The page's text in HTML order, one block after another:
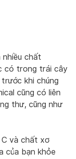
chất
có trong trái cây
khi chúng
cũng có liên
thư, cũng như
C và chất xơ
của bạn khỏe